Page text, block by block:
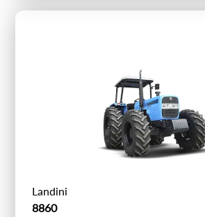
Landini
8860